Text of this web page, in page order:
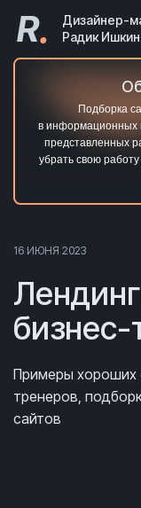
R.
Дизайнер-
Радик
Подборка
в информационных
представленных
убрать свою
16 ИЮНЯ 2023
бизнес-
Примеры хороших
тренеров,
сайтов